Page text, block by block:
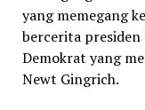
yang memegang
bercerita presiden
Demokrat yang
Newt Gingrich.